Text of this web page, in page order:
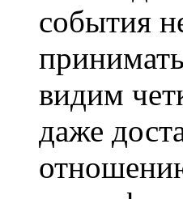
события
видим
даже